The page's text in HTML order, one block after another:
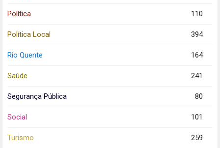
Política 110
Política Local 394
Rio Quente 164
Saúde 241
Segurança Pública 80
Social 101
Turismo 259